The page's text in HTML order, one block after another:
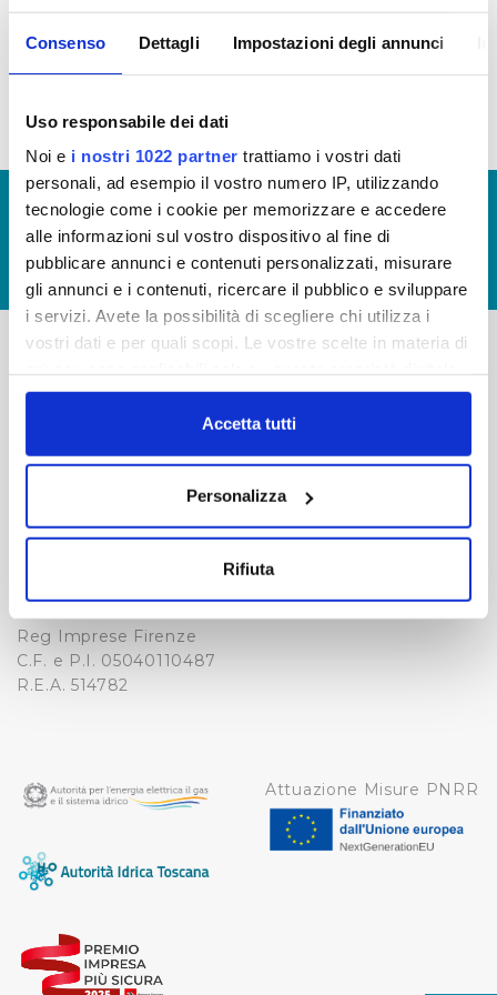
Consenso Dettagli Impostazioni degli annunci
Uso responsabile dei dati
Noi e i nostri 1022 partner trattiamo i vostri dati
personali, ad esempio il vostro numero IP, utilizzando
tecnologie come i cookie per memorizzare e accedere
alle informazioni sul vostro dispositivo al fine di
pubblicare annunci e contenuti personalizzati, misurare
gli annunci e i contenuti, ricercare il pubblico e sviluppare
i servizi. Avete la possibilità di scegliere chi utilizza i
vostri dati e per quali scopi. Le vostre scelte in materia di
in cui avete effettuato le vostre scelte. È possibile
modificare o revocare il proprio consenso in qualsiasi
momento dalla Dichiarazione sui cookie o facendo clic
Con il tuo consenso, vorremmo anche:
raccogliere informazioni sulla tua posizione
Identificare il tuo dispositivo, scansionandolo
attivamente alla ricerca di caratteristiche specifiche
(impronte digitali).
dalla Dichiarazione sui cookie.
Utilizziamo dei cookie tecnici necessari per rendere
fruibile il sito web abilitandone funzionalità di base quali
protette. In linea con le preferenze manifestate
dall’Utente e con i consensi dallo stesso prestati, i
cookie possono essere inoltre utilizzati per analizzare il
Accetta tutti
Personalizza
Rifiuta
Tassi di Assenza 2016 (allegato)
© Copyright 2017 - 2026
GLOSSARIO
GIUDICA IL SERVIZIO
LAVORA CON NOI
50126 Fi
Reg Imprese Firenze
C.F. e P.I. 05040110487
R.E.A. 514782
FAQ
PRIVACY POLICY
NOTE LEGALI
COOKIE
WHISTLEBLOWING
CREDITS
Attuazione Misure PNRR